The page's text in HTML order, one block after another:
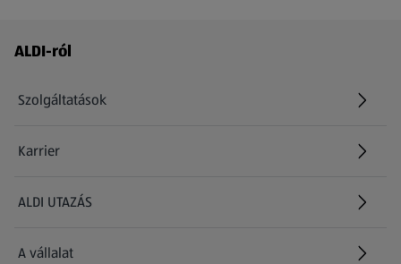
Láblécmenü - további linkek
ALDI-ról
Szolgáltatások
Karrier
(új oldalon nyílik meg)
ALDI UTAZÁS
(új oldalon nyílik meg)
A vállalat